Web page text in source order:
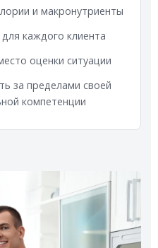
и макронутриенты
каждого клиента
оценки ситуации
за пределами своей
компетенции